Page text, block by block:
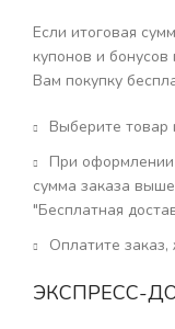
Если итоговая
купонов и
Вам покупку
Выберите товар
При оформлении
сумма заказа
"Бесплатная
Оплатите
ЭКСПРЕСС-